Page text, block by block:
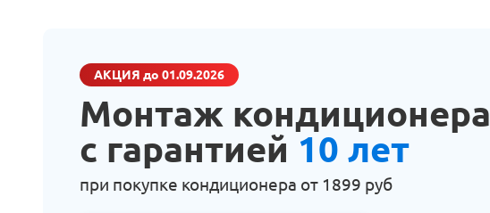
АКЦИЯ до 01.09.2026
Монтаж кондиционера
с гарантией 10 лет
при покупке кондиционера от 1899 руб